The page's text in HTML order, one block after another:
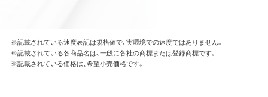
※記載されている速度表記は規格値で、実環境での速度ではありません。
※記載されている各商品名は、一般に各社の商標または登録商標です。
※記載されている価格は、希望小売価格です。